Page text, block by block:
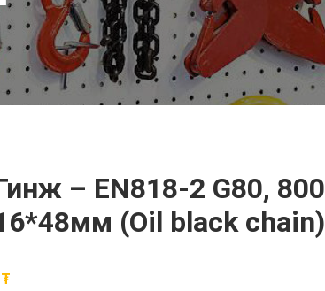
8000кг,
(Oil black chain)
₮